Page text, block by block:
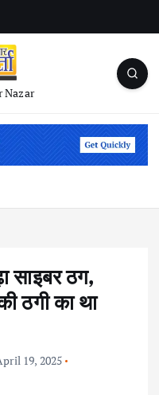
Nazar
साइबर ठग,
ठगी का था
19, 2025